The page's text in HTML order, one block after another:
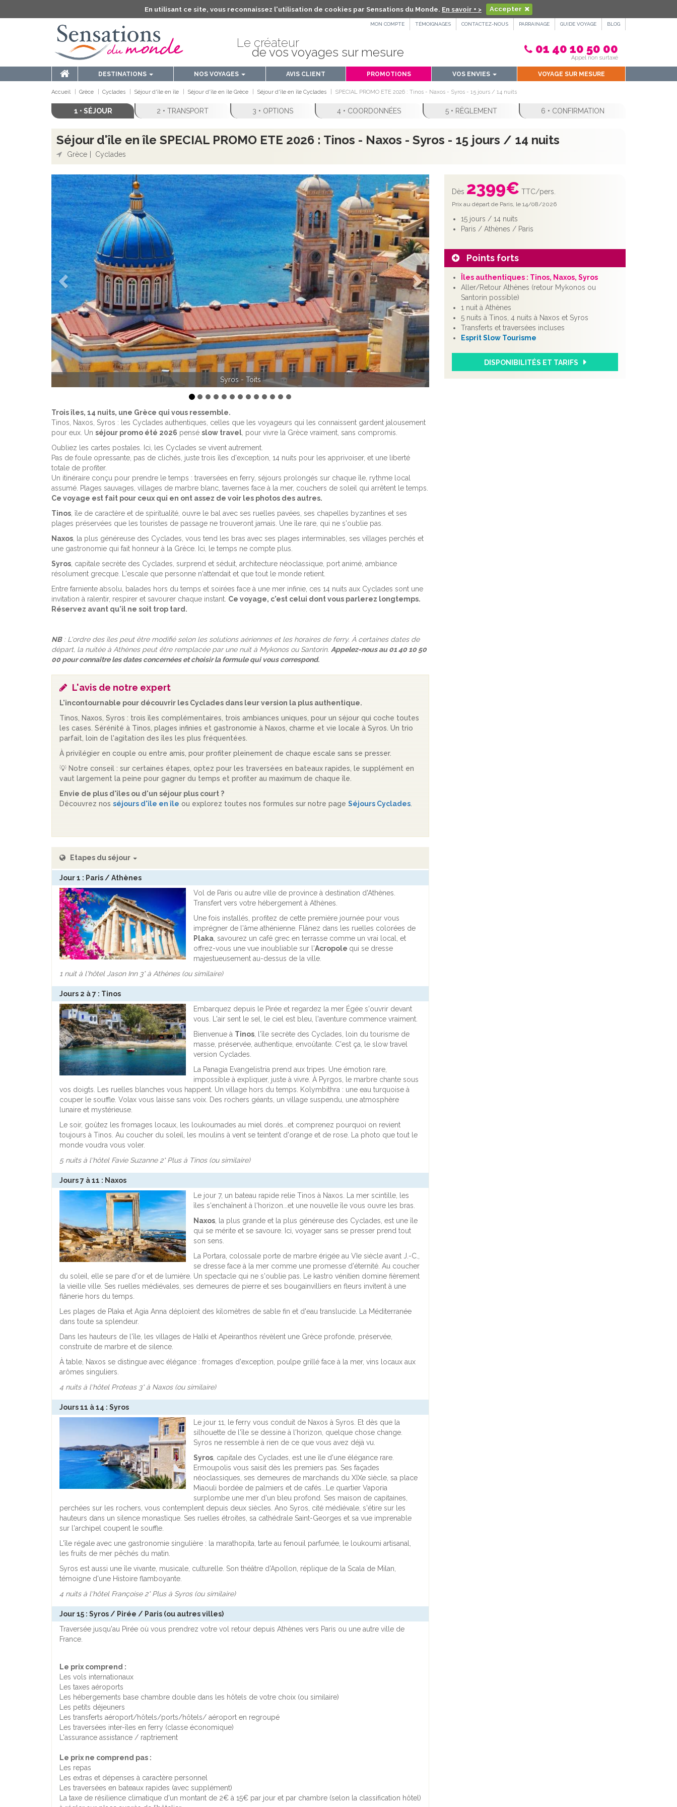
En utilisant ce site, vous reconnaissez l'utilisation de cookies par Sensations du Monde. En savoir + > Accepter
MON COMPTE TÉMOIGNAGES CONTACTEZ-NOUS PARRAINAGE GUIDE VOYAGE BLOG
Le créateur
de vos voyages sur mesure 01 40 10 50 00
Appel non surtaxé
DESTINATIONS NOS VOYAGES AVIS CLIENT PROMOTIONS VOS ENVIES VOYAGE SUR MESURE
Accueil Grèce Cyclades Séjour d'île en île Séjour d'île en île Grèce Séjour d'île en île Cyclades SPECIAL PROMO ETE 2026 : Tinos - Naxos - Syros - 15 jours / 14 nuits
1 • SÉJOUR 2 • TRANSPORT 3 • OPTIONS 4 • COORDONNÉES 5 • RÈGLEMENT 6 • CONFIRMATION
Séjour d'île en île SPECIAL PROMO ETE 2026 : Tinos - Naxos - Syros - 15 jours / 14 nuits
Grèce Cyclades
Dès 2399€ TTC/pers.
Prix au départ de Paris, le 14/08/2026
15 jours / 14 nuits
Paris / Athènes / Paris
Points forts
Îles authentiques : Tinos, Naxos, Syros
Aller/Retour Athènes (retour Mykonos ou
Santorin possible)
1 nuit à Athènes
5 nuits à Tinos, 4 nuits à Naxos et Syros
Transferts et traversées incluses
Esprit Slow Tourisme
DISPONIBILITÉS ET TARIFS
Athènes - Caryatides
Précédent Suivant
Trois îles, 14 nuits, une Grèce qui vous ressemble.
Tinos, Naxos, Syros : les Cyclades authentiques, celles que les voyageurs qui les connaissent gardent jalousement
pour eux. Un séjour promo été 2026 pensé slow travel, pour vivre la Grèce vraiment, sans compromis.
Oubliez les cartes postales. Ici, les Cyclades se vivent autrement.
Pas de foule opressante, pas de clichés, juste trois îles d'exception, 14 nuits pour les apprivoiser, et une liberté
totale de profiter.
Un itinéraire conçu pour prendre le temps : traversées en ferry, séjours prolongés sur chaque île, rythme local
assumé. Plages sauvages, villages de marbre blanc, tavernes face à la mer, couchers de soleil qui arrêtent le temps.
Ce voyage est fait pour ceux qui en ont assez de voir les photos des autres.
Tinos, île de caractère et de spiritualité, ouvre le bal avec ses ruelles pavées, ses chapelles byzantines et ses
plages préservées que les touristes de passage ne trouveront jamais. Une île rare, qui ne s'oublie pas.
Naxos, la plus généreuse des Cyclades, vous tend les bras avec ses plages interminables, ses villages perchés et
une gastronomie qui fait honneur à la Grèce. Ici, le temps ne compte plus.
Syros, capitale secrète des Cyclades, surprend et séduit, architecture néoclassique, port animé, ambiance
résolument grecque. L'escale que personne n'attendait et que tout le monde retient.
Entre farniente absolu, balades hors du temps et soirées face à une mer infinie, ces 14 nuits aux Cyclades sont une
invitation à ralentir, respirer et savourer chaque instant. Ce voyage, c'est celui dont vous parlerez longtemps.
Réservez avant qu'il ne soit trop tard.
NB: L'ordre des îles peut être modifié selon les solutions aériennes et les horaires de ferry. À certaines dates de
départ, la nuitée à Athènes peut être remplacée par une nuit à Mykonos ou Santorin. Appelez-nous au 01 40 10 50
00 pour connaître les dates concernées et choisir la formule qui vous correspond.
L'avis de notre expert
L'incontournable pour découvrir les Cyclades dans leur version la plus authentique.
Tinos, Naxos, Syros : trois îles complémentaires, trois ambiances uniques, pour un séjour qui coche toutes
les cases. Sérénité à Tinos, plages infinies et gastronomie à Naxos, charme et vie locale à Syros. Un trio
parfait, loin de l'agitation des îles les plus fréquentées.
À privilégier en couple ou entre amis, pour profiter pleinement de chaque escale sans se presser.
💡 Notre conseil : sur certaines étapes, optez pour les traversées en bateaux rapides, le supplément en
vaut largement la peine pour gagner du temps et profiter au maximum de chaque île.
Envie de plus d'îles ou d'un séjour plus court ?
Découvrez nos séjours d'île en île ou explorez toutes nos formules sur notre page Séjours Cyclades.
Etapes du séjour
Jour 1 : Paris / Athènes
Vol de Paris ou autre ville de province à destination d'Athènes.
Transfert vers votre hébergement à Athènes.
Une fois installés, profitez de cette première journée pour vous
imprégner de l'âme athénienne. Flânez dans les ruelles colorées de
Plaka, savourez un café grec en terrasse comme un vrai local, et
offrez-vous une vue inoubliable sur l'Acropole qui se dresse
majestueusement au-dessus de la ville.
1 nuit à l'hôtel Jason Inn 3* à Athènes (ou similaire)
Jours 2 à 7 : Tinos
Embarquez depuis le Pirée et regardez la mer Égée s'ouvrir devant
vous. L'air sent le sel, le ciel est bleu, l'aventure commence vraiment.
Bienvenue à Tinos, l'île secrète des Cyclades, loin du tourisme de
masse, préservée, authentique, envoûtante. C'est ça, le slow travel
version Cyclades.
La Panagia Evangelistria prend aux tripes. Une émotion rare,
impossible à expliquer, juste à vivre. À Pyrgos, le marbre chante sous
vos doigts. Les ruelles blanches vous happent. Un village hors du temps. Kolymbithra : une eau turquoise à
couper le souffle. Volax vous laisse sans voix. Des rochers géants, un village suspendu, une atmosphère
lunaire et mystérieuse.
Le soir, goûtez les fromages locaux, les loukoumades au miel dorés...et comprenez pourquoi on revient
toujours à Tinos. Au coucher du soleil, les moulins à vent se teintent d'orange et de rose. La photo que tout le
monde voudra vous voler.
5 nuits à l'hôtel Favie Suzanne 2* Plus à Tinos (ou similaire)
Jours 7 à 11 : Naxos
Le jour 7, un bateau rapide relie Tinos à Naxos. La mer scintille, les
îles s'enchaînent à l'horizon...et une nouvelle île vous ouvre les bras.
Naxos, la plus grande et la plus généreuse des Cyclades, est une île
qui se mérite et se savoure. Ici, voyager sans se presser prend tout
son sens.
La Portara, colossale porte de marbre érigée au VIe siècle avant J.-C.,
se dresse face à la mer comme une promesse d'éternité. Au coucher
du soleil, elle se pare d'or et de lumière. Un spectacle qui ne s'oublie pas. Le kastro vénitien domine fièrement
la vieille ville. Ses ruelles médiévales, ses demeures de pierre et ses bougainvilliers en fleurs invitent à une
flânerie hors du temps.
Les plages de Plaka et Agia Anna déploient des kilomètres de sable fin et d'eau translucide. La Méditerranée
dans toute sa splendeur.
Dans les hauteurs de l'île, les villages de Halki et Apeiranthos révèlent une Grèce profonde, préservée,
construite de marbre et de silence.
À table, Naxos se distingue avec élégance : fromages d'exception, poulpe grillé face à la mer, vins locaux aux
arômes singuliers.
4 nuits à l'hôtel Proteas 3* à Naxos (ou similaire)
Jours 11 à 14 : Syros
Le jour 11, le ferry vous conduit de Naxos à Syros. Et dès que la
silhouette de l'île se dessine à l'horizon, quelque chose change.
Syros ne ressemble à rien de ce que vous avez déjà vu.
Syros, capitale des Cyclades, est une île d'une élégance rare.
Ermoupolis vous saisit dès les premiers pas. Ses façades
néoclassiques, ses demeures de marchands du XIXe siècle, sa place
Miaouli bordée de palmiers et de cafés...Le quartier Vaporia
surplombe une mer d'un bleu profond. Ses maison de capitaines,
perchées sur les rochers, vous contemplent depuis deux siècles. Ano Syros, cité médiévale, s'étire sur les
hauteurs dans un silence monastique. Ses ruelles étroites, sa cathédrale Saint-Georges et sa vue imprenable
sur l'archipel coupent le souffle.
L'île régale avec une gastronomie singulière : la marathopita, tarte au fenouil parfumée, le loukoumi artisanal,
les fruits de mer pêchés du matin.
Syros est aussi une île vivante, musicale, culturelle. Son théâtre d'Apollon, réplique de la Scala de Milan,
témoigne d'une Histoire flamboyante.
4 nuits à l'hôtel Françoise 2* Plus à Syros (ou similaire)
Jour 15 : Syros / Pirée / Paris (ou autres villes)
Traversée jusqu'au Pirée où vous prendrez votre vol retour depuis Athènes vers Paris ou une autre ville de
France.
Le prix comprend :
Les vols internationaux
Les taxes aéroports
Les hébergements base chambre double dans les hôtels de votre choix (ou similaire)
Les petits déjeuners
Les transferts aéroport/hôtels/ports/hôtels/ aéroport en regroupé
Les traversées inter-îles en ferry (classe économique)
L'assurance assistance / raptriement
Le prix ne comprend pas :
Les repas
Les extras et dépenses à caractère personnel
Les traversées en bateaux rapides (avec supplément)
La taxe de résilience climatique d'un montant de 2€ à 15€ par jour et par chambre (selon la classification hôtel)